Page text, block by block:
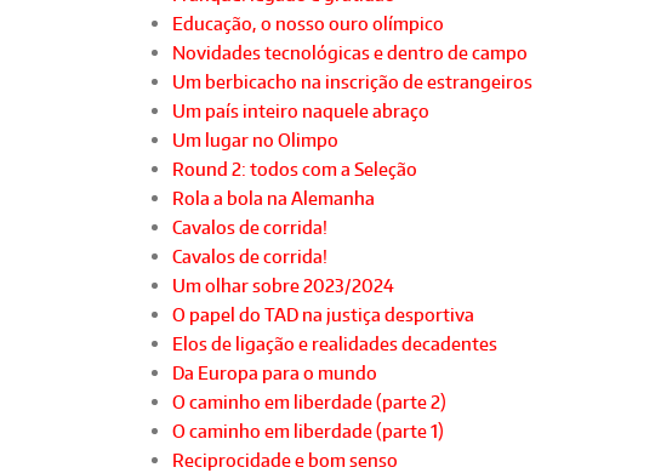
Educação, o nosso ouro olímpico
Novidades tecnológicas e dentro de campo
Um berbicacho na inscrição de estrangeiros
Um país inteiro naquele abraço
Um lugar no Olimpo
Round 2: todos com a Seleção
Rola a bola na Alemanha
Cavalos de corrida!
Cavalos de corrida!
Um olhar sobre 2023/2024
O papel do TAD na justiça desportiva
Elos de ligação e realidades decadentes
Da Europa para o mundo
O caminho em liberdade (parte 2)
O caminho em liberdade (parte 1)
Reciprocidade e bom senso